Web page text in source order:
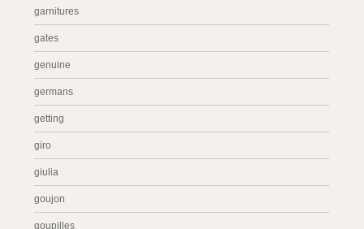
garnitures
gates
genuine
germans
getting
giro
giulia
goujon
goupilles